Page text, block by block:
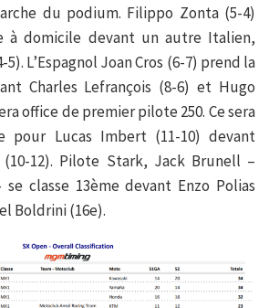
du podium. Filippo Zonta (5-4)
à domicile devant un autre Italien,
L’Espagnol Joan Cros (6-7) prend la
Charles Lefrançois (8-6) et Hugo
office de premier pilote 250. Ce sera
pour Lucas Imbert (11-10) devant
(10-12). Pilote Stark, Jack Brunell –
se classe 13ème devant Enzo Polias
Boldrini (16e).